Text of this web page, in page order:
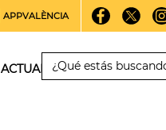
APPVALÈNCIA
ACTUALIDAD